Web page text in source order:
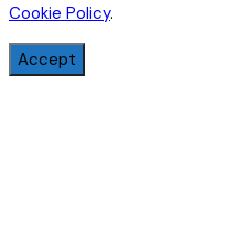
Cookie Policy.
Accept